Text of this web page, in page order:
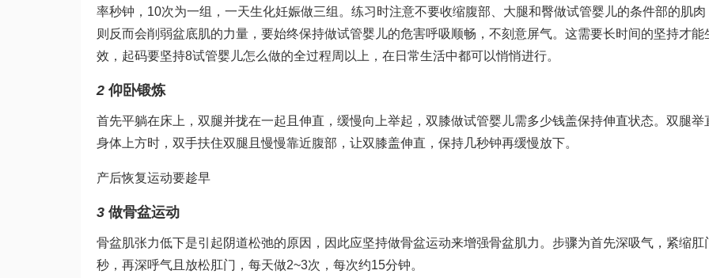
率秒钟，10次为一组，一天生化妊娠做三组。练习时注意不要收缩腹部、大腿和臀做试管婴儿的条件部的肌肉
则反而会削弱盆底肌的力量，要始终保持做试管婴儿的危害呼吸顺畅，不刻意屏气。这需要长时间的坚持才能
效，起码要坚持8试管婴儿怎么做的全过程周以上，在日常生活中都可以悄悄进行。
2 仰卧锻炼
首先平躺在床上，双腿并拢在一起且伸直，缓慢向上举起，双膝做试管婴儿需多少钱盖保持伸直状态。双腿举
身体上方时，双手扶住双腿且慢慢靠近腹部，让双膝盖伸直，保持几秒钟再缓慢放下。
产后恢复运动要趁早
3 做骨盆运动
骨盆肌张力低下是引起阴道松弛的原因，因此应坚持做骨盆运动来增强骨盆肌力。步骤为首先深吸气，紧缩肛
秒，再深呼气且放松肛门，每天做2~3次，每次约15分钟。